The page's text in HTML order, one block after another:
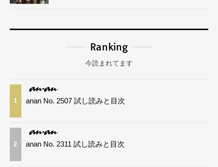
Ranking
今読まれてます
1 anan No. 2507 試し読みと目次
2 anan No. 2311 試し読みと目次